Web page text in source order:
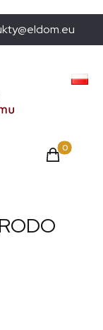
Produkty